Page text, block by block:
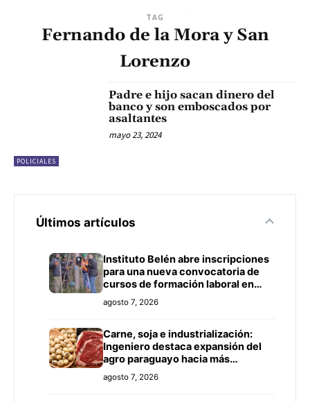
TAG
Fernando de la Mora y San
Lorenzo
POLICIALES
Padre e hijo sacan dinero del
banco y son emboscados por
asaltantes
mayo 23, 2024
Últimos artículos
Instituto Belén abre inscripciones
para una nueva convocatoria de
cursos de formación laboral en
Concepción
agosto 7, 2026
Carne, soja e industrialización:
Ingeniero destaca expansión del
agro paraguayo hacia más
mercados
agosto 7, 2026